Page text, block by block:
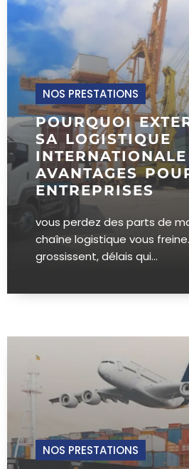
NOS PRESTATIONS
POURQUOI
SA LOGISTIQUE
AVANTAGES
ENTREPRISES
vous perdez des parts de
chaîne logistique vous
grossissent, délais qui...
NOS PRESTATIONS